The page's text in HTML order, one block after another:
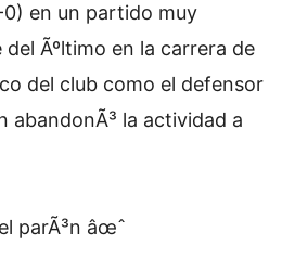
en un partido muy
Ãºltimo en la carrera de
del club como el defensor
abandonÃ³ la actividad a
parÃ³n âœˆ